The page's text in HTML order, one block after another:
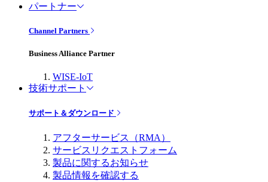
パートナー
Channel Partners
Business Alliance Partner
WISE-IoT
技術サポート
サポート＆ダウンロード
アフターサービス（RMA）
サービスリクエストフォーム
製品に関するお知らせ
製品情報を確認する